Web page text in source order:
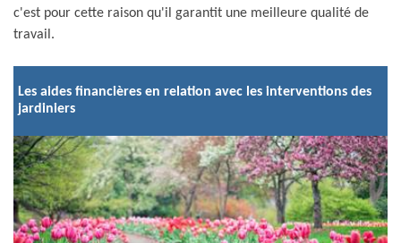
c'est pour cette raison qu'il garantit une meilleure qualité de
travail.
Les aides financières en relation avec les interventions des
jardiniers